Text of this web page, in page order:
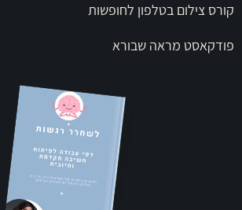
קורס צילום בטלפון לחופשות
פודקאסט מראה שבורא